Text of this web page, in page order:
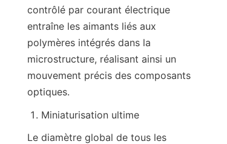
contrôlé par courant électrique
entraîne les aimants liés aux
polymères intégrés dans la
microstructure, réalisant ainsi un
mouvement précis des composants
optiques.
Miniaturisation ultime
Le diamètre global de tous les